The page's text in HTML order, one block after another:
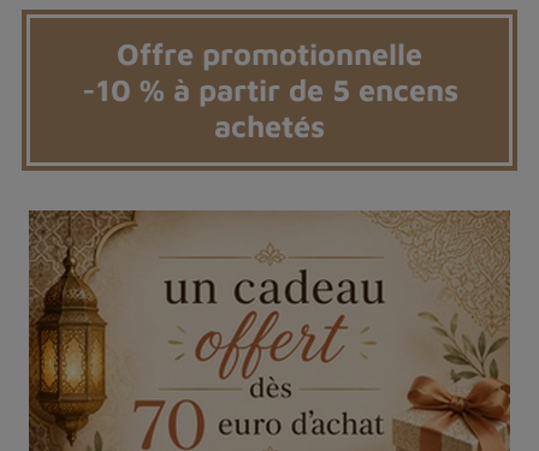
(1 avis)
Offre promotionnelle
-10 % à partir de 5 encens
achetés